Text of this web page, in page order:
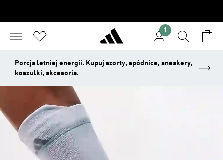
1
Porcja letniej energii. Kupuj szorty, spódnice, sneakery,
koszulki, akcesoria.